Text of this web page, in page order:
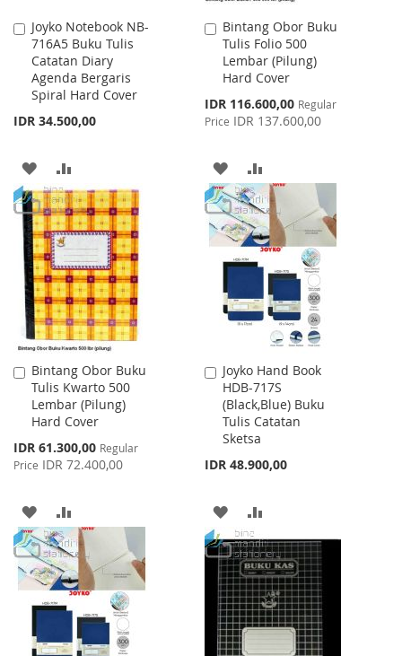
Joyko Notebook NB-
716A5 Buku Tulis
Catatan Diary
Agenda Bergaris
Spiral Hard Cover
IDR 34.500,00
Add
to
Cart
ADD
TO
WISH
LIST
TO
COMPARE
Bintang Obor Buku
Tulis Folio 500
Lembar (Pilung)
Hard Cover
Special
Price
IDR 116.600,00 Regular
Price IDR 137.600,00
Add
to
Cart
ADD
TO
WISH
LIST
TO
COMPARE
Bintang Obor Buku
Tulis Kwarto 500
Lembar (Pilung)
Hard Cover
Special
Price
IDR 61.300,00 Regular
Price IDR 72.400,00
Add
to
Cart
ADD
TO
WISH
LIST
TO
COMPARE
Joyko Hand Book
HDB-717S
(Black,Blue) Buku
Tulis Catatan
Sketsa
IDR 48.900,00
Add
to
Cart
ADD
TO
WISH
LIST
TO
COMPARE